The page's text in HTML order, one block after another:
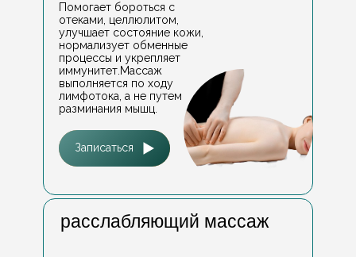
Помогает бороться с
отеками, целлюлитом,
улучшает состояние кожи,
нормализует обменные
процессы и укрепляет
иммунитет.Массаж
выполняется по ходу
лимфотока, а не путем
разминания мышц.
расслабляющий массаж
Записаться